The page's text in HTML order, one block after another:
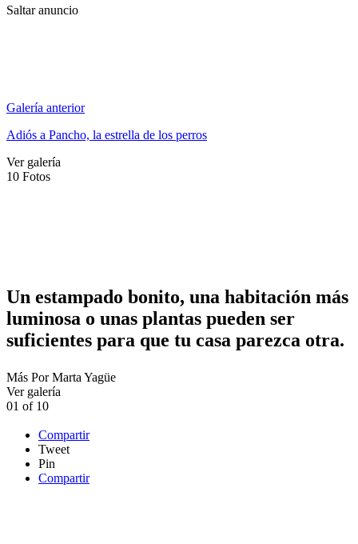
Saltar anuncio
Galería anterior
Adiós a Pancho, la estrella de los perros
Ver galería
10 Fotos
Un estampado bonito, una habitación más
luminosa o unas plantas pueden ser
suficientes para que tu casa parezca otra.
Más PorMarta Yagüe
Ver galería
01 of 10
Compartir
Tweet
Pin
Compartir